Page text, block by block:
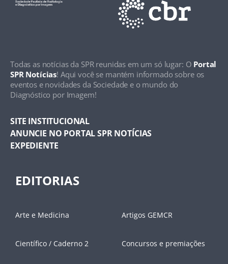
Todas as notícias da SPR reunidas em um só lugar: O Portal
SPR Notícias! Aqui você se mantém informado sobre os
eventos e novidades da Sociedade e o mundo do
Diagnóstico por Imagem!
SITE INSTITUCIONAL
ANUNCIE NO PORTAL SPR NOTÍCIAS
EXPEDIENTE
EDITORIAS
Arte e Medicina Artigos GEMCR
Científico / Caderno 2 Concursos e premiações